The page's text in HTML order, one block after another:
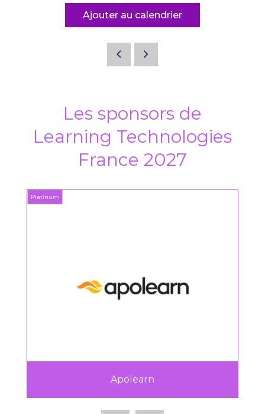
Ajouter au calendrier
Les sponsors de
Learning Technologies
France 2027
Platinum
Apolearn